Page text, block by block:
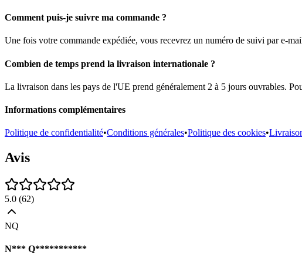
Comment puis-je suivre ma commande ?
Une fois votre commande expédiée, vous recevrez un numéro de suivi par e-
Combien de temps prend la livraison internationale ?
La livraison dans les pays de l'UE prend généralement 2 à 5 jours ouvrables.
Informations complémentaires
Politique de confidentialité•Conditions générales•Politique des cookies•
Avis
5.0 (62)
NQ
N*** Q***********